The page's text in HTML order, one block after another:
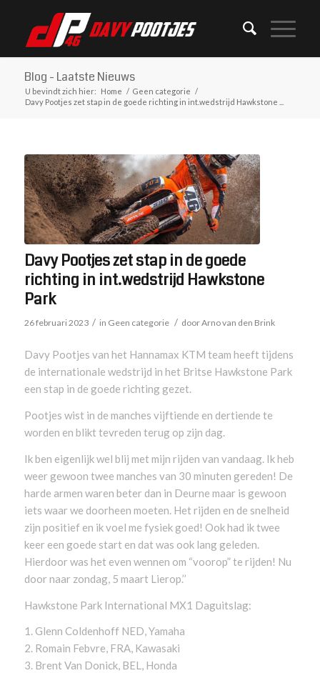
Blog - Laatste Nieuws
U bevindt zich hier: Home / Geen categorie /
Davy Pootjes zet stap in de goede richting in int.wedstrijd Hawkstone ...
Davy Pootjes zet stap in de goede
richting in int.wedstrijd Hawkstone
Park
26 februari 2023 / in Geen categorie / doorArno van den Brink
Davy Pootjes van het Hannamax KTM team heeft tijdens
de internationale wedstrijd in het Britse Hawkstone Park
een stap in de goede richting gezet.
Pootjes wist in de manches vijftiende en dertiende te
worden en blikt tevreden terug op zijn dag.
Ik ben eigenlijk wel blij met mijn rijden van vandaag. Ik heb
weer gewoon twee manches van 30 minuten gereden! De
harde armen waren beter dan in Deurne maar is gewoon
iets waar we doorheen moeten. Het rijden en de snelheid
zijn positief en ik voel me fysiek goed! Ook had ik twee
keer een goede start en dat was ook lang geleden.
Hierdoor was het even wennen om “voorop” te rijden! Nu
door naar zondag, 5 maart Lierop.’’
Hawkstone Park International MX1 Daguitslag:
1. Glenn Coldenhoff NED, Yamaha
2. Romain Febvre, FRA, Kawasaki
3. Brent Van Donick, BEL, Honda